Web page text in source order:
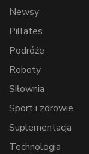
Newsy
Pillates
Podróże
Roboty
Siłownia
Sport i zdrowie
Suplementacja
Technologia